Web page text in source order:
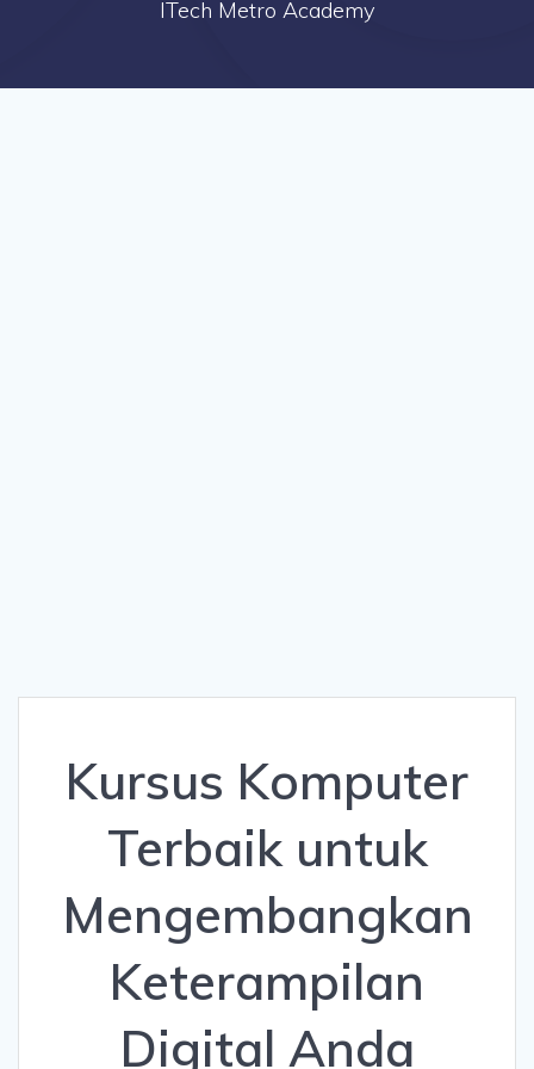
ITech Metro Academy
Kursus Komputer
Terbaik untuk
Mengembangkan
Keterampilan
Digital Anda